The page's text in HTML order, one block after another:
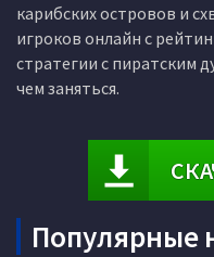
карибских островов и
игроков онлайн с
стратегии с пиратским
чем заняться.
Популярные